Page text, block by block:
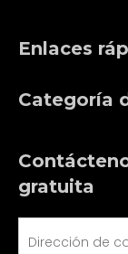
Enlaces
Categoría
gratuita